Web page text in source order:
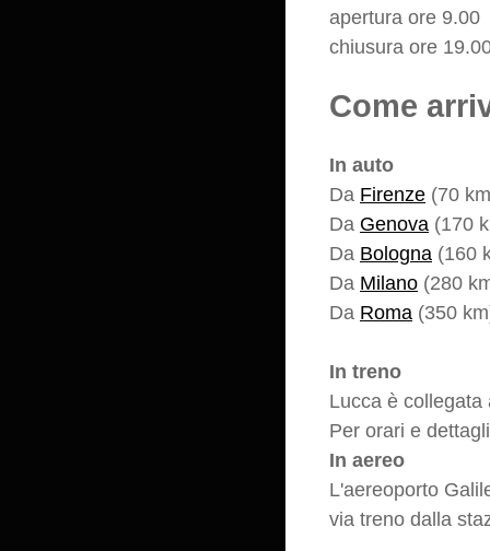
apertura ore 9.00
chiusura ore
Come
In auto
Da Firenze (70
Da Genova (170
Da Bologna (160
Da Milano (280
Da Roma (350
In treno
Lucca è
Per orari e
In aereo
L'aereoporto
via treno dalla